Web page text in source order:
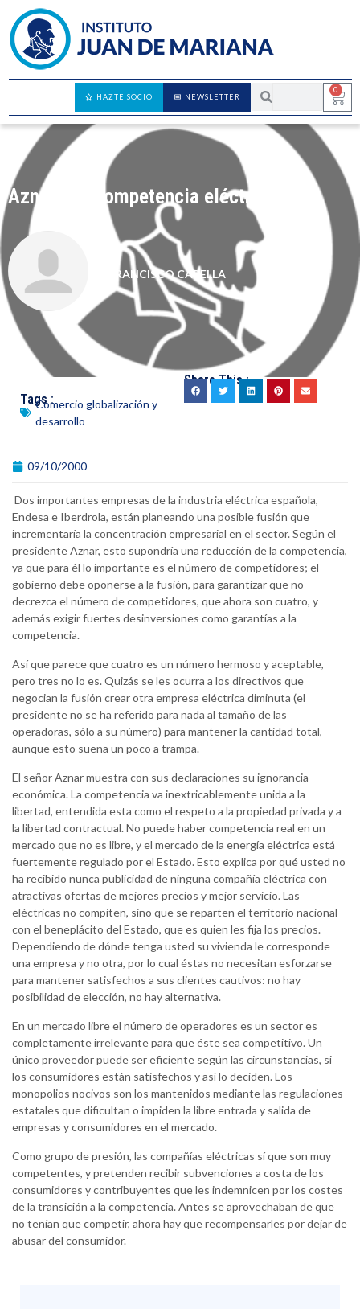
0
NEWSLETTER
HAZTE SOCIO
Aznar y la competencia eléctrica
FRANCISCO CAPELLA
Tags :
Comercio globalización y
desarrollo
Share This :
09/10/2000
Dos importantes empresas de la industria eléctrica española,
Endesa e Iberdrola, están planeando una posible fusión que
incrementaría la concentración empresarial en el sector. Según el
presidente Aznar, esto supondría una reducción de la competencia,
ya que para él lo importante es el número de competidores; el
gobierno debe oponerse a la fusión, para garantizar que no
decrezca el número de competidores, que ahora son cuatro, y
además exigir fuertes desinversiones como garantías a la
competencia.
Así que parece que cuatro es un número hermoso y aceptable,
pero tres no lo es. Quizás se les ocurra a los directivos que
negocian la fusión crear otra empresa eléctrica diminuta (el
presidente no se ha referido para nada al tamaño de las
operadoras, sólo a su número) para mantener la cantidad total,
aunque esto suena un poco a trampa.
El señor Aznar muestra con sus declaraciones su ignorancia
económica. La competencia va inextricablemente unida a la
libertad, entendida esta como el respeto a la propiedad privada y a
la libertad contractual. No puede haber competencia real en un
mercado que no es libre, y el mercado de la energía eléctrica está
fuertemente regulado por el Estado. Esto explica por qué usted no
ha recibido nunca publicidad de ninguna compañía eléctrica con
atractivas ofertas de mejores precios y mejor servicio. Las
eléctricas no compiten, sino que se reparten el territorio nacional
con el beneplácito del Estado, que es quien les fija los precios.
Dependiendo de dónde tenga usted su vivienda le corresponde
una empresa y no otra, por lo cual éstas no necesitan esforzarse
para mantener satisfechos a sus clientes cautivos: no hay
posibilidad de elección, no hay alternativa.
En un mercado libre el número de operadores es un sector es
completamente irrelevante para que éste sea competitivo. Un
único proveedor puede ser eficiente según las circunstancias, si
los consumidores están satisfechos y así lo deciden. Los
monopolios nocivos son los mantenidos mediante las regulaciones
estatales que dificultan o impiden la libre entrada y salida de
empresas y consumidores en el mercado.
Como grupo de presión, las compañías eléctricas sí que son muy
competentes, y pretenden recibir subvenciones a costa de los
consumidores y contribuyentes que les indemnicen por los costes
de la transición a la competencia. Antes se aprovechaban de que
no tenían que competir, ahora hay que recompensarles por dejar de
abusar del consumidor.